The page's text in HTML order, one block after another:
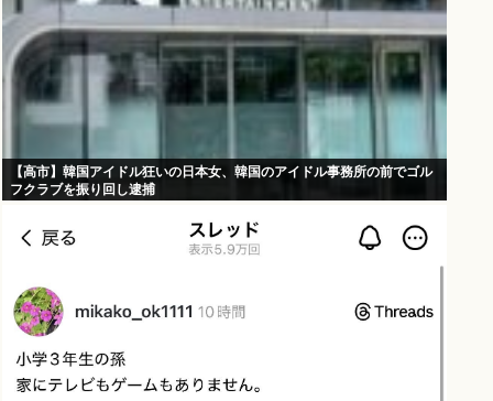
【高市】韓国アイドル狂いの日本女、韓国のアイドル事務所の前でゴル
フクラブを振り回し逮捕